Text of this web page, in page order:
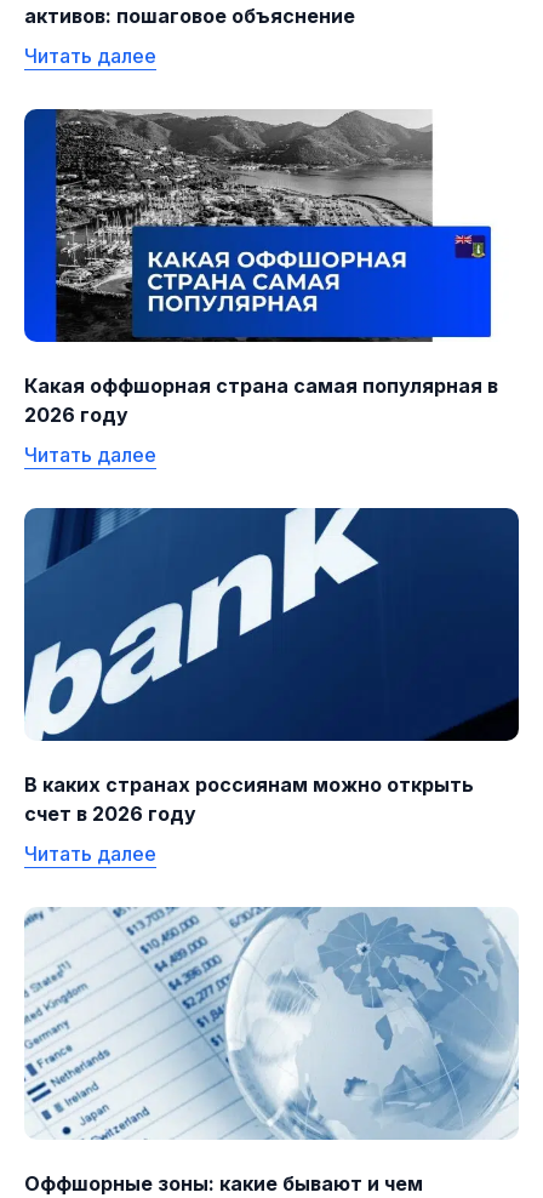
активов: пошаговое объяснение
Читать далее
Какая оффшорная страна самая популярная в
2026 году
Читать далее
В каких странах россиянам можно открыть
счет в 2026 году
Читать далее
Оффшорные зоны: какие бывают и чем